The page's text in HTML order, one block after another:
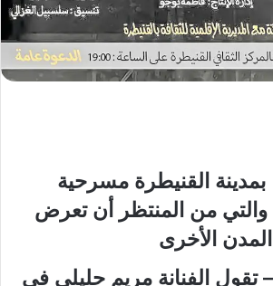
القنيطرة مسرحية‮
‬والتي‮ ‬من المنتظر أن تعرض
الأخرى‮
‬تقول الفنانة مريم حليلي‮ ‬في‮